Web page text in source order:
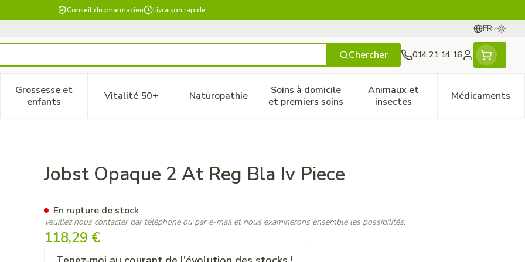
Conseil du pharmacien Livraison rapide
FR
Langues
Chercher 014 21 14 16
Menu client
Beauté, soins et hygiène
menu pour la catégorie Régime, alimentation & vitamines
Grossesse et
enfantsAfficher le sous-menu pour la catégorie Grossesse et enfants
Vitalité 50+Afficher le sous-menu pour la catégorie Vitalité 50+
NaturopathieAfficher le sous-menu pour la catégorie Naturopathie
Soins à domicile
et premiers soinsAfficher le sous-menu pour la catégorie Soins à
Animaux et
insectesAfficher le sous-menu pour
Médicaments
Afficher
PieceJobst Opaque 2 At Reg Bla Iv Piece
118,29 €
En rupture de stock
Veuillez nous contacter par téléphone ou par e-mail et nous examinerons ensemble les possibilités.